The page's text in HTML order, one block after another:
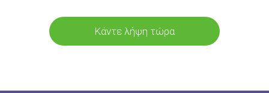
Κάντε λήψη τώρα